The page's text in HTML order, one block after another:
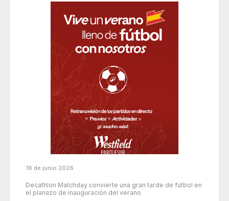
16 de junio 2026
Decathlon Matchday convierte una gran tarde de fútbol en
el planazo de inauguración del verano